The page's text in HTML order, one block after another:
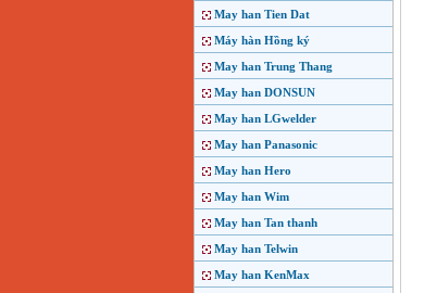
May han Tien Dat
Máy hàn Hồng ký
May han Trung Thang
May han DONSUN
May han LGwelder
May han Panasonic
May han Hero
May han Wim
May han Tan thanh
May han Telwin
May han KenMax